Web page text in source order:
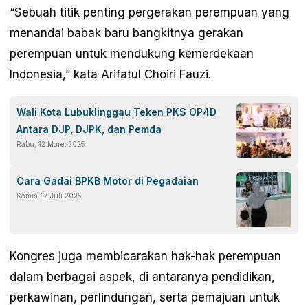
“Sebuah titik penting pergerakan perempuan yang
menandai babak baru bangkitnya gerakan
perempuan untuk mendukung kemerdekaan
Indonesia,” kata Arifatul Choiri Fauzi.
Wali Kota Lubuklinggau Teken PKS OP4D
Antara DJP, DJPK, dan Pemda
Rabu, 12 Maret 2025
Cara Gadai BPKB Motor di Pegadaian
Kamis, 17 Juli 2025
Kongres juga membicarakan hak-hak perempuan
dalam berbagai aspek, di antaranya pendidikan,
perkawinan, perlindungan, serta pemajuan untuk